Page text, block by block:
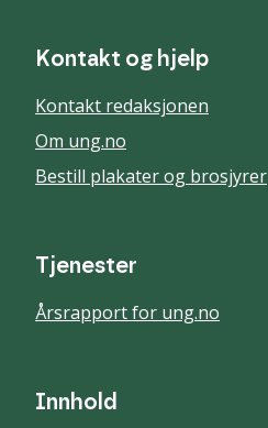
Kontakt og hjelp
Kontakt redaksjonen
Om ung.no
Bestill plakater og brosjyrer
Tjenester
Årsrapport for ung.no
Innhold